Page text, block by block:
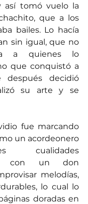
así tomó vuelo la
que a los
bailes. Lo hacía
sin igual, que no
a quienes lo
que conquistó a
después decidió
su arte y se
fue marcando
un acordeonero
cualidades
con un don
melodías,
lo cual lo
doradas en